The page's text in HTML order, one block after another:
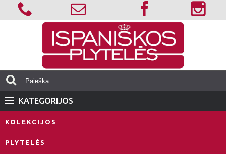
KATEGORIJOS
KOLEKCIJOS
PLYTELĖS